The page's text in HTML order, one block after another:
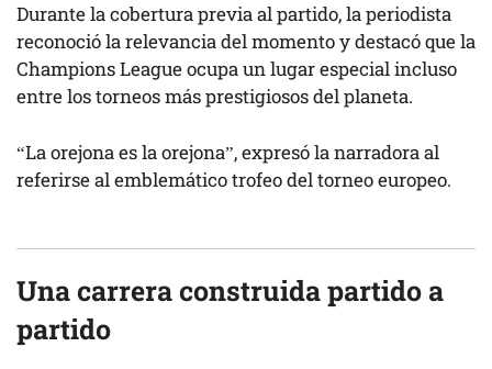
Durante la cobertura previa al partido, la periodista
reconoció la relevancia del momento y destacó que la
Champions League ocupa un lugar especial incluso
entre los torneos más prestigiosos del planeta.
“La orejona es la orejona”, expresó la narradora al
referirse al emblemático trofeo del torneo europeo.
Una carrera construida partido a
partido